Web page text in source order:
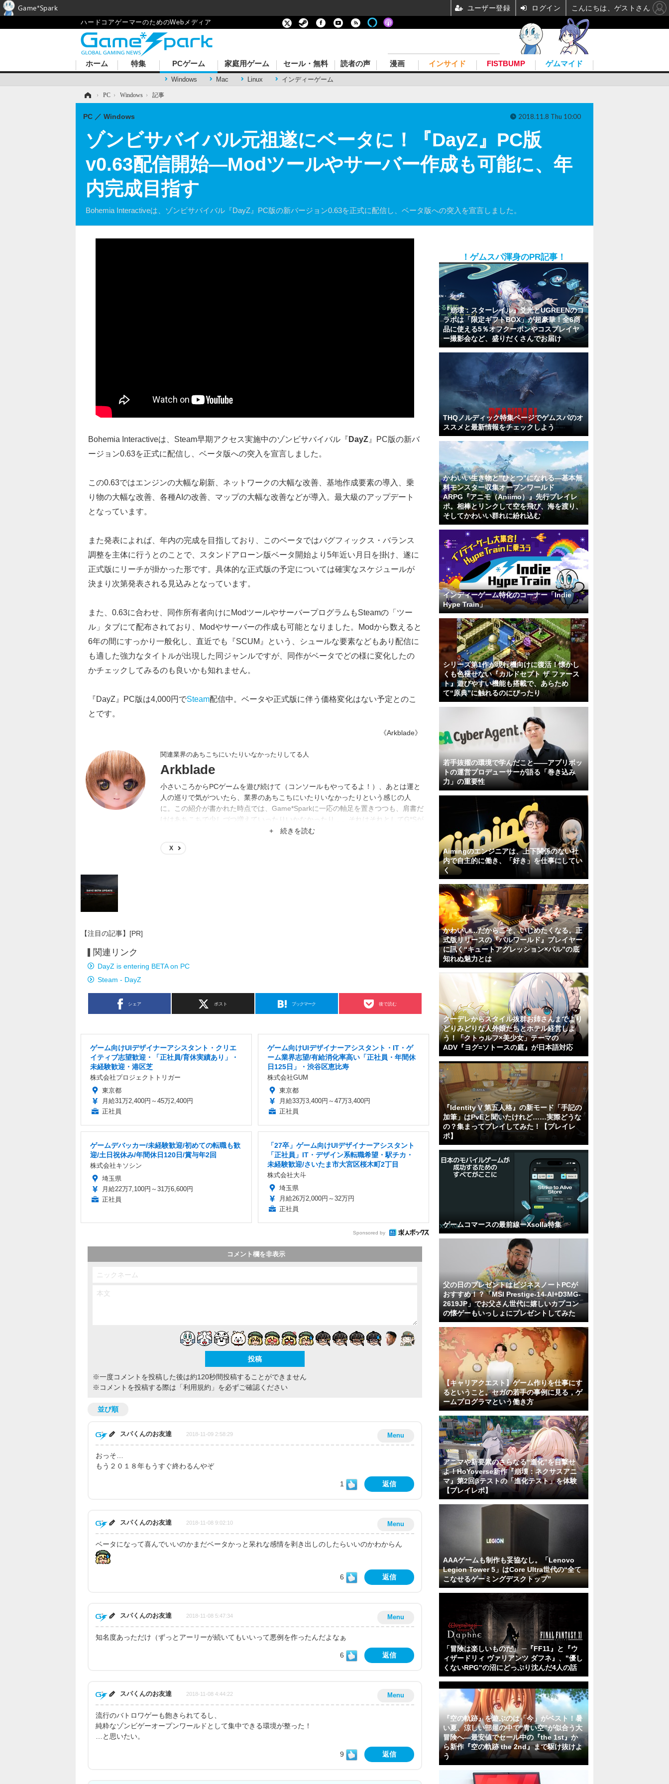
ハードコアゲーマーのためのWebメディア
ホーム 特集 PCゲーム
Windows Mac Linux インディーゲーム
家庭用ゲーム セール・無料 読者の声 漫画 インサイド FISTBUMP ゲムマイド
› PC › Windows › 記事
ゾンビサバイバル元祖遂にベータに！『DayZ』PC版
v0.63配信開始―Modツールやサーバー作成も可能に、年
内完成目指す
Bohemia Interactiveは、ゾンビサバイバル『DayZ』PC版の新バージョン0.63を正式に配信し、ベータ版への突入を宣言しました。
PC Windows 2018.11.8 Thu 10:00
Bohemia Interactiveは、Steam早期アクセス実施中のゾンビサバイバル『DayZ 』PC版の新バ
ージョン0.63を正式に配信し、ベータ版への突入を宣言しました。
この0.63ではエンジンの大幅な刷新、ネットワークの大幅な改善、基地作成要素の導入、乗
り物の大幅な改善、各種AIの改善、マップの大幅な改善などが導入。最大級のアップデート
となっています。
また発表によれば、年内の完成を目指しており、このベータではバグフィックス・バランス
調整を主体に行うとのことで、スタンドアローン版ベータ開始より5年近い月日を掛け、遂に
正式版にリーチが掛かった形です。具体的な正式版の予定については確実なスケジュールが
決まり次第発表される見込みとなっています。
また、0.63に合わせ、同作所有者向けにModツールやサーバープログラムもSteamの「ツー
ル」タブにて配布されており、Modやサーバーの作成も可能となりました。Modから数えると
6年の間にすっかり一般化し、直近でも『SCUM』という、シュールな要素などもあり配信に
も適した強力なタイトルが出現した同ジャンルですが、同作がベータでどの様に変化したの
かチェックしてみるのも良いかも知れません。
『DayZ』PC版は4,000円でSteam配信中。ベータや正式版に伴う価格変化はない予定とのこ
とです。
《Arkblade》
関連業界のあちこちにいたりいなかったりしてる人
Arkblade
小さいころからPCゲームを遊び続けて（コンソールもやってるよ！）、あとは運と
人の巡りで気がついたら、業界のあちこちにいたりいなかったりという感じの人
に。この紹介が書かれた時点では、Game*Sparkに一応の軸足を置きつつも、肩書だ
けはあちこちで少しづつ増えていったりいかなかったり…。それはそれとしてG*Sが
日本一宇宙SFゲームに強いメディアになったりしないかな。
+ 続きを読む
X
【注目の記事】[PR]
関連リンク
DayZ is entering BETA on PC
Steam - DayZ
シェア ポスト ブックマーク 後で読む
ゲーム向けUIデザイナーアシスタント・クリエ
イティブ志望歓迎・「正社員/育休実績あり」・
未経験歓迎・港区芝
株式会社プロジェクトトリガー
東京都
月給31万2,400円～45万2,400円
正社員
ゲーム向けUIデザイナーアシスタント・IT・ゲ
ーム業界志望/有給消化率高い「正社員・年間休
日125日」・渋谷区恵比寿
株式会社GUM
東京都
月給33万3,400円～47万3,400円
正社員
ゲームデバッカー/未経験歓迎/初めての転職も歓
迎/土日祝休み/年間休日120日/賞与年2回
株式会社キソシン
埼玉県
月給22万7,100円～31万6,600円
正社員
「27卒」ゲーム向けUIデザイナーアシスタント
「正社員」IT・デザイン系転職希望・駅チカ・
未経験歓迎/さいたま市大宮区桜木町2丁目
株式会社大斗
埼玉県
月給26万2,000円～32万円
正社員
Sponsored by
コメント欄を非表示
※一度コメントを投稿した後は約120秒間投稿することができません
※コメントを投稿する際は 「利用規約」 を必ずご確認ください
並び順
Menu
スパくんのお友達 2018-11-09 2:58:29
おっそ…
もう２０１８年もうすぐ終わるんやぞ
1 返信
Menu
スパくんのお友達 2018-11-08 9:02:10
ベータになって喜んでいいのかまだベータかっと呆れな感情を剥き出しのしたらいいのかわからん
6 返信
Menu
スパくんのお友達 2018-11-08 5:47:34
知名度あっただけ（ずっとアーリーが続いてもいいって悪例を作ったんだよなぁ
6 返信
Menu
スパくんのお友達 2018-11-08 4:44:22
流行のバトロワゲーも飽きられてるし、
純粋なゾンビゲーオープンワールドとして集中できる環境が整った！
…と思いたい。
9 返信
！ゲムスパ渾身のPR記事！
『崩壊：スターレイル』爻光とUGREENのコ
ラボは「限定ギフトBOX」が超豪華！全6商
品に使える5％オフクーポンやコスプレイヤ
ー撮影会など、盛りだくさんでお届け
THQノルディック特集ページでゲムスパのオ
ススメと最新情報をチェックしよう
かわいい生き物と"ひとつ"になれる―基本無
料モンスター収集オープンワールド
ARPG『アニモ（Aniimo）』先行プレイレ
ポ。相棒とリンクして空を飛び、海を渡り、
そしてかわいい群れに紛れ込む
インディーゲーム特化のコーナー「Indie
Hype Train」
シリーズ第1作が現行機向けに復活！懐かし
くも色褪せない『カルドセプト ザ ファース
ト』遊びやすい機能も搭載で、あらため
て“原典”に触れるのにぴったり
若手抜擢の環境で学んだこと――アプリボッ
トの運営プロデューサーが語る「巻き込み
力」の重要性
Aimingのエンジニアは、上下関係のない社
内で自主的に働き、「好き」を仕事にしてい
く
かわいい…だからこそ、いじめたくなる。正
式版リリースの『パルワールド』プレイヤー
に訊く“キュートアグレッション×パル”の底
知れぬ魅力とは
クーデレからスタイル抜群お姉さんまでより
どりみどりな人外娘たちとホテル経営しよ
う！「クトゥルフ×美少女」テーマの
ADV『ヨグ=ソトースの庭』が日本語対応
『Identity V 第五人格』の新モード「手記の
加筆」はPvEと聞いたけれど……実際どうな
の？集まってプレイしてみた！【プレイレ
ポ】
ゲームコマースの最前線ーXsolla特集
父の日のプレゼントはビジネスノートPCが
おすすめ！？「MSI Prestige-14-AI+D3MG-
2619JP」でお父さん世代に嬉しいカプコン
の懐ゲーもいっしょにプレゼントしてみた
【キャリアクエスト】ゲーム作りを仕事にす
るということ。セガの若手の事例に見る，ゲ
ームプログラマという働き方
アニマや新要素のさらなる“進化”を目撃せ
よ！HoYoverse新作『崩壊：ネクサスアニ
マ』第2回βテストの「進化テスト」を体験
【プレイレポ】
AAAゲームも制作も妥協なし。「Lenovo
Legion Tower 5」はCore Ultra世代の“全て
こなせるゲーミングデスクトップ”
「冒険は楽しいものだ」 ─『FF11』と『ウ
ィザードリィ ヴァリアンツ ダフネ』、"優し
くないRPG"の沼にどっぷり沈んだ4人の話
『空の軌跡』を遊ぶのは「今」がベスト！暑
い夏、涼しい部屋の中で“青い空”が似合う大
冒険へ―最安値でセール中の『the 1st』か
ら新作『空の軌跡 the 2nd』まで駆け抜けよ
う
Game*Spark ユーザー登録 ログイン こんにちは、ゲストさん